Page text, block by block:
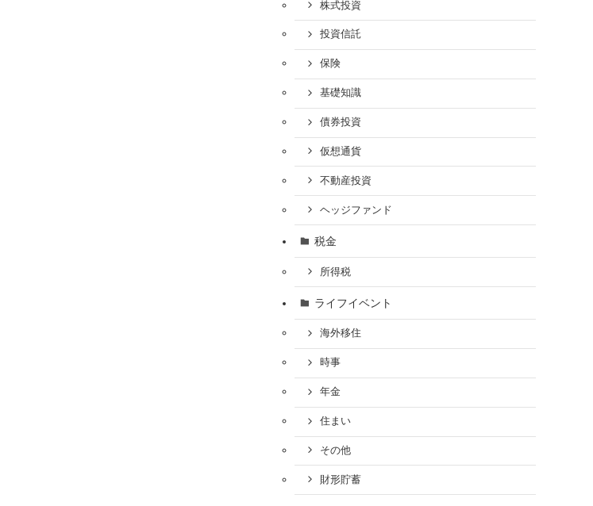
株式投資
投資信託
保険
基礎知識
債券投資
仮想通貨
不動産投資
ヘッジファンド
税金
所得税
ライフイベント
海外移住
時事
年金
住まい
その他
財形貯蓄